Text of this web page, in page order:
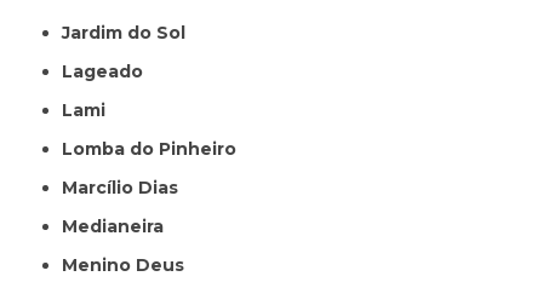
Jardim do Sol
Lageado
Lami
Lomba do Pinheiro
Marcílio Dias
Medianeira
Menino Deus